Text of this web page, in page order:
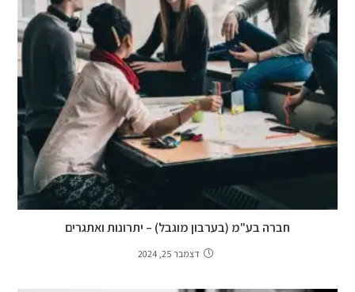
חברה בע"מ (בערבון מוגבל) – יתרונות ואתגרים
דצמבר 25, 2024